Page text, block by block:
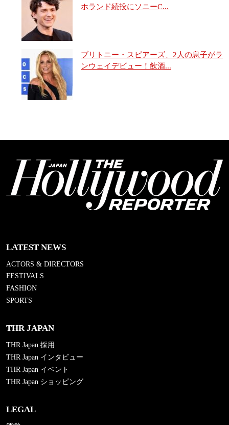
ホランド続投にソニーC...
ブリトニー・スピアーズ、2人の息子がラ
ンウェイデビュー！飲酒...
LATEST NEWS
ACTORS & DIRECTORS
FESTIVALS
FASHION
SPORTS
THR JAPAN
THR Japan 採用
THR Japan インタビュー
THR Japan イベント
THR Japan ショッピング
LEGAL